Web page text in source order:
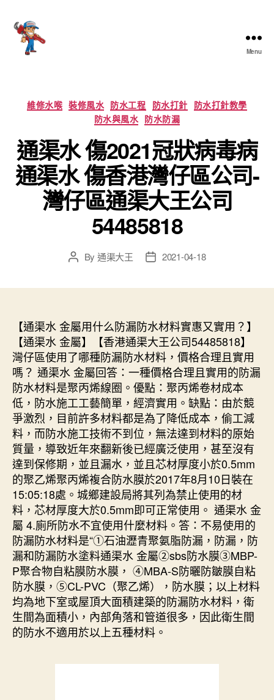
Menu
Categories
維修水喉 裝修風水 防水工程 防水打針 防水打針教學
防水與風水 防水防漏
通渠水 傷2021冠狀病毒病
通渠水 傷香港灣仔區公司-
灣仔區通渠大王公司
54485818
PostBy 通渠大王
Post2021-04-18
【通渠水 金屬用什么防漏防水材料實惠又實用？】
【通渠水 金屬】【香港通渠大王公司54485818】
灣仔區使用了哪種防漏防水材料，價格合理且實用
嗎？ 通渠水 金屬回答：一種價格合理且實用的防漏
防水材料是聚丙烯線圈。優點：聚丙烯卷材成本
低，防水施工工藝簡單，經濟實用。缺點：由於競
爭激烈，目前許多材料都是為了降低成本，偷工減
料，而防水施工技術不到位，無法達到材料的原始
質量，導致近年來翻新後已經廣泛使用，甚至沒有
達到保修期，並且漏水，並且芯材厚度小於0.5mm
的聚乙烯聚丙烯複合防水膜於2017年8月10日裝在
15:05:18處。城鄉建設局將其列為禁止使用的材
料，芯材厚度大於0.5mm即可正常使用。 通渠水 金
屬 4.廁所防水不宜使用什麼材料。答：不易使用的
防漏防水材料是“①石油瀝青聚氨脂防漏，防漏，防
漏和防漏防水塗料通渠水 金屬②sbs防水膜③MBP-
P聚合物自粘膜防水膜， ④MBA-S防曬防皺膜自粘
防水膜，⑤CL-PVC（聚乙烯），防水膜；以上材料
均為地下室或屋頂大面積建築的防漏防水材料，衛
生間為面積小，內部角落和管道很多，因此衛生間
的防水不適用於以上五種材料。